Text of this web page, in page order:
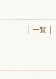
│ 一覧 │